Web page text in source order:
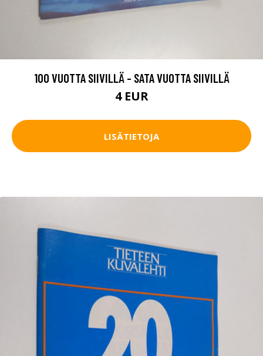
100 VUOTTA SIIVILLÄ - SATA VUOTTA SIIVILLÄ
4 EUR
LISÄTIETOJA